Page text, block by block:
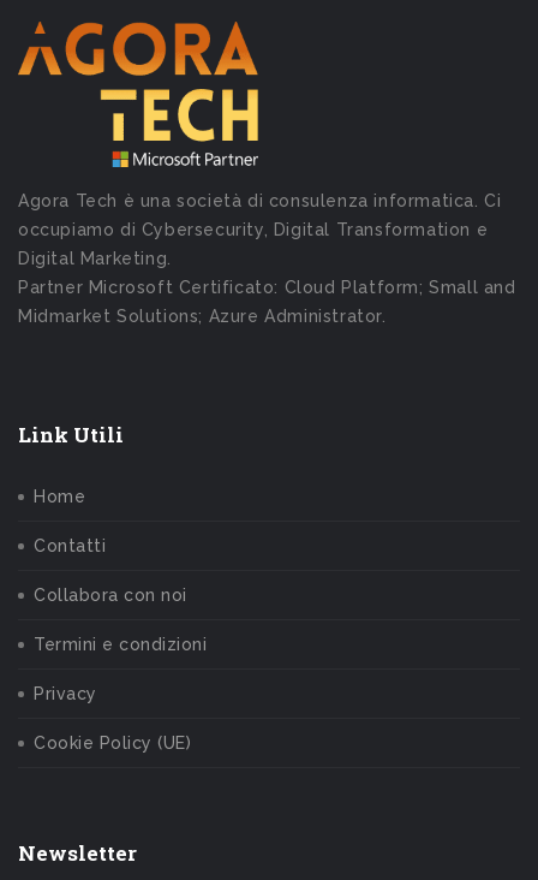
Agora Tech è una società di consulenza informatica. Ci
occupiamo di Cybersecurity, Digital Transformation e
Digital Marketing.
Partner Microsoft Certificato: Cloud Platform; Small and
Midmarket Solutions; Azure Administrator.
Link Utili
Home
Contatti
Collabora con noi
Termini e condizioni
Privacy
Cookie Policy (UE)
Newsletter